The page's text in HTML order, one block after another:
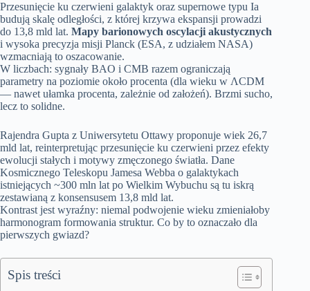
Przesunięcie ku czerwieni galaktyk oraz supernowe typu Ia
budują skalę odległości, z której krzywa ekspansji prowadzi
do 13,8 mld lat. Mapy barionowych oscylacji akustycznych
i wysoka precyzja misji Planck (ESA, z udziałem NASA)
wzmacniają to oszacowanie.
W liczbach: sygnały BAO i CMB razem ograniczają
parametry na poziomie około procenta (dla wieku w ΛCDM
— nawet ułamka procenta, zależnie od założeń). Brzmi sucho,
lecz to solidne.
Rajendra Gupta z Uniwersytetu Ottawy proponuje wiek 26,7
mld lat, reinterpretując przesunięcie ku czerwieni przez efekty
ewolucji stałych i motywy zmęczonego światła. Dane
Kosmicznego Teleskopu Jamesa Webba o galaktykach
istniejących ~300 mln lat po Wielkim Wybuchu są tu iskrą
zestawianą z konsensusem 13,8 mld lat.
Kontrast jest wyraźny: niemal podwojenie wieku zmieniałoby
harmonogram formowania struktur. Co by to oznaczało dla
pierwszych gwiazd?
Spis treści